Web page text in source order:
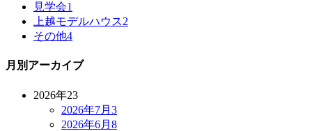
見学会1
上越モデルハウス2
その他4
月別アーカイブ
2026年23
2026年7月 3
2026年6月 8